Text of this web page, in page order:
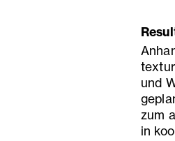
und
zum
in